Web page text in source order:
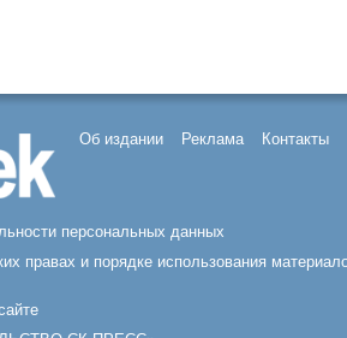
Об издании Реклама Контакты
персональных данных
правах и порядке использования